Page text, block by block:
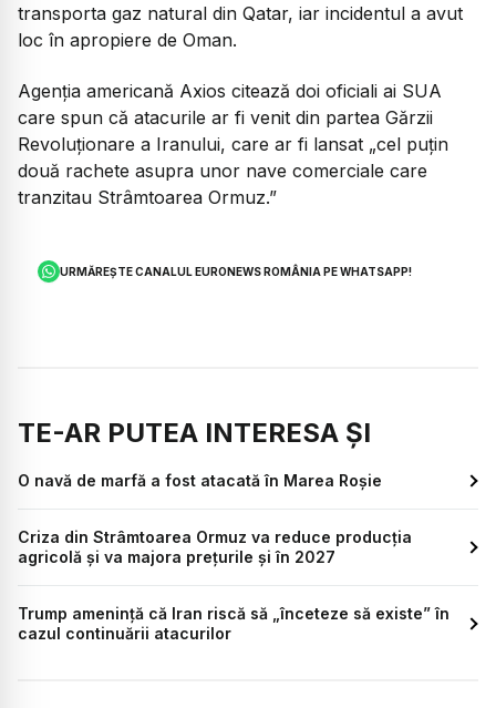
transporta gaz natural din Qatar, iar incidentul a avut
loc în apropiere de Oman.
Agenția americană Axios citează doi oficiali ai SUA
care spun că atacurile ar fi venit din partea Gărzii
Revoluționare a Iranului, care ar fi lansat „cel puțin
două rachete asupra unor nave comerciale care
tranzitau Strâmtoarea Ormuz.”
URMĂREȘTE CANALUL EURONEWS ROMÂNIA PE WHATSAPP!
TE-AR PUTEA INTERESA ȘI
O navă de marfă a fost atacată în Marea Roșie
Criza din Strâmtoarea Ormuz va reduce producția
agricolă și va majora prețurile și în 2027
Trump amenință că Iran riscă să „înceteze să existe” în
cazul continuării atacurilor